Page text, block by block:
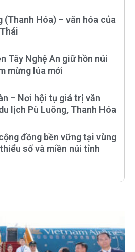
(Thanh Hóa) – văn hóa của
Tây Nghệ An giữ hồn núi
mừng lúa mới
– Nơi hội tụ giá trị văn
lịch Pù Luông, Thanh Hóa
đồng bền vững tại vùng
số và miền núi tỉnh